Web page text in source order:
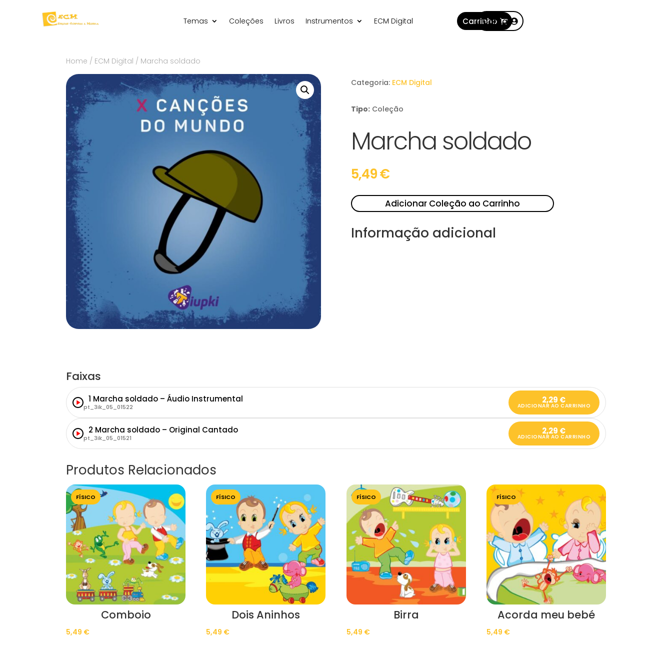
Temas Coleções Livros Instrumentos ECM Digital Carrinho
Conta
Home / ECM Digital / Marcha soldado
Categoria: ECM Digital
Tipo: Coleção
Marcha soldado
5,49€
Adicionar Coleção ao Carrinho
Informação adicional
Faixas
1 Marcha soldado – Áudio Instrumental
pt_3ik_05_01522
2,29 €
ADICIONAR AO CARRINHO
2 Marcha soldado – Original Cantado
pt_3ik_05_01521
2,29 €
ADICIONAR AO CARRINHO
Produtos Relacionados
FÍSICO
Comboio
5,49 €
FÍSICO
Dois Aninhos
5,49 €
FÍSICO
Birra
5,49 €
FÍSICO
Acorda meu bebé
5,49 €